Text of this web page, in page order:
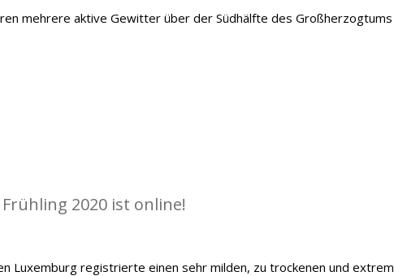
mehrere aktive Gewitter über der Südhälfte des Großherzogtums
2020 ist online!
Luxemburg registrierte einen sehr milden, zu trockenen und extrem